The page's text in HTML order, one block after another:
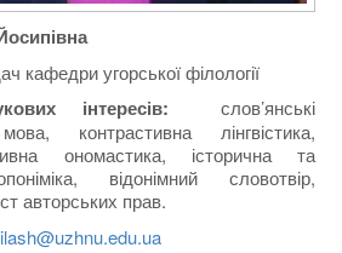
кафедри угорської філології
інтересів:
слов’янські
контрастивна лінгвістика,
ономастика, історична та
відонімний словотвір,
авторських прав.